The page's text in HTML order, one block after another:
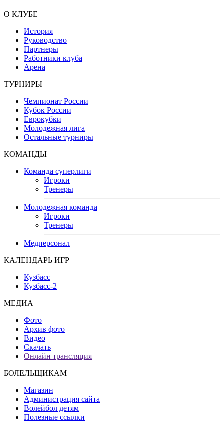
О КЛУБЕ
История
Руководство
Партнеры
Работники клуба
Арена
ТУРНИРЫ
Чемпионат России
Кубок России
Еврокубки
Молодежная лига
Остальные турниры
КОМАНДЫ
Команда суперлиги
Игроки
Тренеры
Молодежная команда
Игроки
Тренеры
Медперсонал
КАЛЕНДАРЬ ИГР
Кузбасс
Кузбасс-2
МЕДИА
Фото
Архив фото
Видео
Скачать
Онлайн трансляция
БОЛЕЛЬЩИКАМ
Магазин
Администрация сайта
Волейбол детям
Полезные ссылки